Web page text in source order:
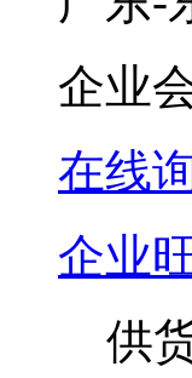
企业
在线
企业
供